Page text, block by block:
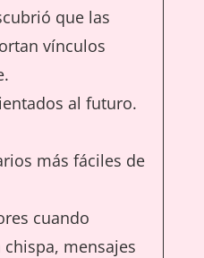
que las
vínculos
al futuro.
más fáciles de
cuando
mensajes